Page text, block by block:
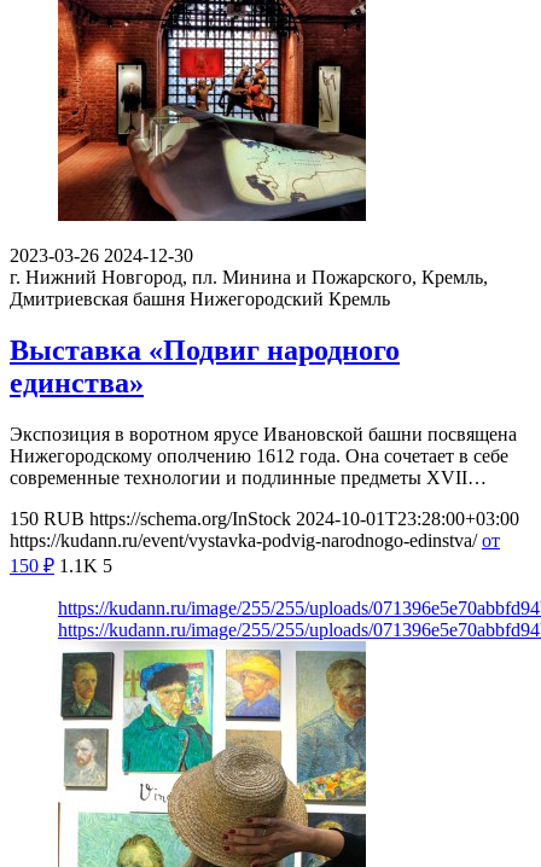
2023-03-26 2024-12-30
г. Нижний Новгород, пл. Минина и Пожарского, Кремль,
Дмитриевская башня Нижегородский Кремль
Выставка «Подвиг народного
единства»
Экспозиция в воротном ярусе Ивановской башни посвящена
Нижегородскому ополчению 1612 года. Она сочетает в себе
современные технологии и подлинные предметы XVII…
150 RUB https://schema.org/InStock 2024-10-01T23:28:00+03:00
https://kudann.ru/event/vystavka-podvig-narodnogo-edinstva/ от
150 ₽ 1.1K 5
https://kudann.ru/image/255/255/uploads/
https://kudann.ru/image/255/255/uploads/